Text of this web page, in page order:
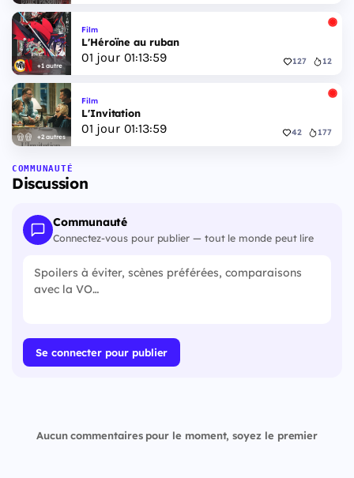
+1 autre
Film
L'Héroïne au ruban
01 jour 01:13:57 127 12
+2 autres
Film
L'Invitation
01 jour 01:13:58 42 177
COMMUNAUTÉ
Discussion
Communauté
Connectez-vous pour publier — tout le monde peut lire
Se connecter pour publier
Aucun commentaires pour le moment, soyez le premier